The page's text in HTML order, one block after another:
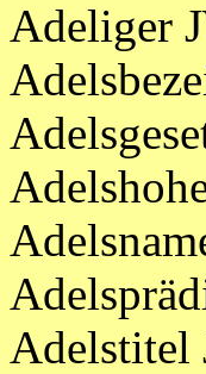
Adeliger
Adelstitel